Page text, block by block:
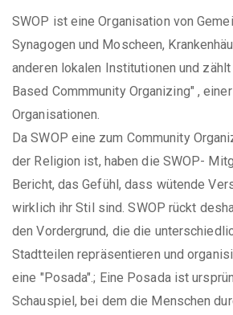
SWOP ist eine Organisation von
Synagogen und Moscheen,
anderen lokalen Institutionen und
Based Commmunity Organizing" ,
Organisationen.
Da SWOP eine zum Community
der Religion ist, haben die SWOP-
Bericht, das Gefühl, dass wütende
wirklich ihr Stil sind. SWOP rückt
den Vordergrund, die die
Stadtteilen repräsentieren und
eine "Posada".; Eine Posada ist
Schauspiel, bei dem die Menschen